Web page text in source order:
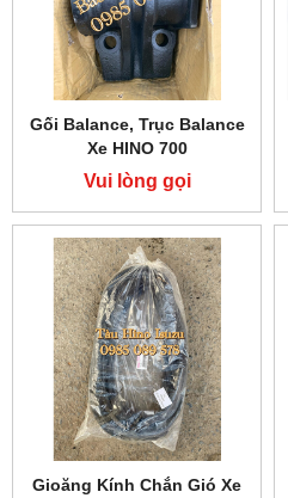
Gối Balance, Trục Balance
Xe HINO 700
Vui lòng gọi
Gioăng Kính Chắn Gió Xe